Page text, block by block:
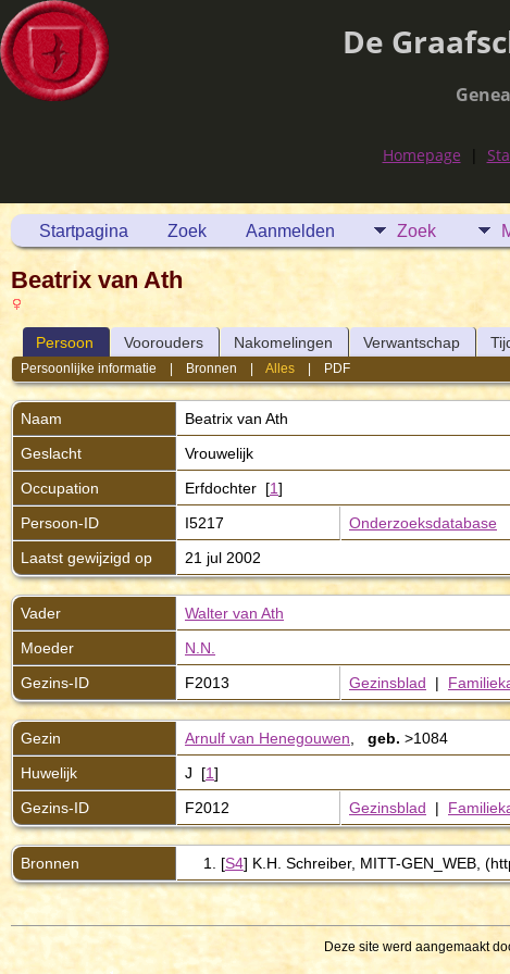
De
Homepage
Startpagina Zoek Aanmelden Zoek
Beatrix van Ath
Persoon Voorouders Nakomelingen Verwantschap
Persoonlijke informatie Bronnen |Alles PDF
Naam Beatrix van Ath
Geslacht
Vrouwelijk
Occupation
Erfdochter [1]
Persoon-ID
I5217
Onderzoeksdatabase
Laatst gewijzigd op
21 jul 2002
Vader
Walter van Ath
Moeder
N.N.
Gezins-ID
F2013 Gezinsblad |
Gezin Arnulf van Henegouwen geb. >1084
Huwelijk
J [1]
Gezins-ID
F2012 Gezinsblad |
Bronnen [S4] K.H. Schreiber, MITT-GEN_WEB,
Deze site werd aangemaakt